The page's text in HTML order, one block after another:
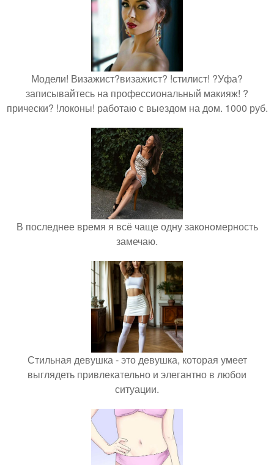
Модели! Визажист?визажист? !стилист! ?Уфа?
записывайтесь на профессиональный макияж! ?
прически? !локоны! работаю с выездом на дом. 1000 руб.
В последнее время я всё чаще одну закономерность
замечаю.
Стильная девушка - это девушка, которая умеет
выглядеть привлекательно и элегантно в любои
ситуации.